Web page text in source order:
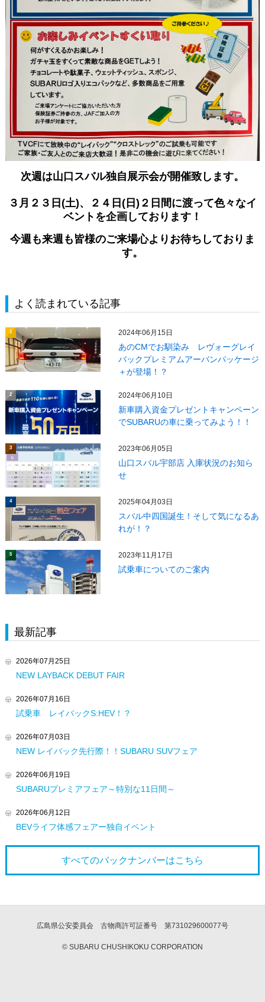
次週は山口スバル独自展示会が開催致します。
３月２３日(土)、２４日(日)２日間に渡って色々なイ
ベントを企画しております！
今週も来週も皆様のご来場心よりお待ちしておりま
す。
よく読まれている記事
1 2024年06月15日
あのCMでお馴染み レヴォーグレイ
バックプレミアムアーバンパッケージ
＋が登場！？
2 2024年06月10日
新車購入資金プレゼントキャンペーン
でSUBARUの車に乗ってみよう！！
3 2023年06月05日
山口スバル宇部店 入庫状況のお知ら
せ
4 2025年04月03日
スバル中四国誕生！そして気になるあ
れが！？
5 2023年11月17日
試乗車についてのご案内
最新記事
2026年07月25日
NEW LAYBACK DEBUT FAIR
2026年07月16日
試乗車 レイバックS:HEV！？
2026年07月03日
NEW レイバック先行際！！SUBARU SUVフェア
2026年06月19日
SUBARUプレミアフェア～特別な11日間～
2026年06月12日
BEVライフ体感フェアー独自イベント
すべてのバックナンバーはこちら
広島県公安委員会 古物商許可証番号 第731029600077号
© SUBARU CHUSHIKOKU CORPORATION